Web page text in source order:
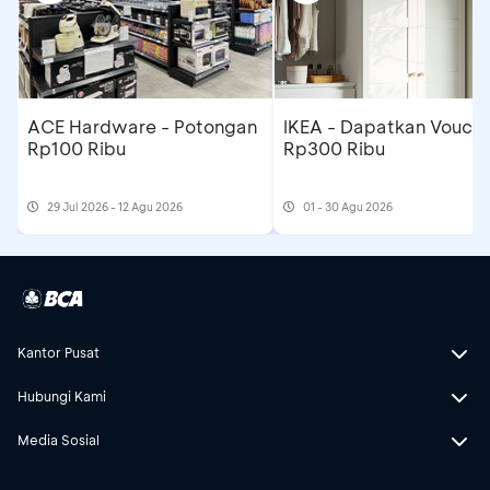
ACE Hardware - Potongan
Rp100 Ribu
29 Jul 2026 - 12 Agu 2026
IKEA - Dapatkan Voucher
Rp300 Ribu
01 - 30 Agu 2026
Kantor Pusat
Hubungi Kami
Media Sosial